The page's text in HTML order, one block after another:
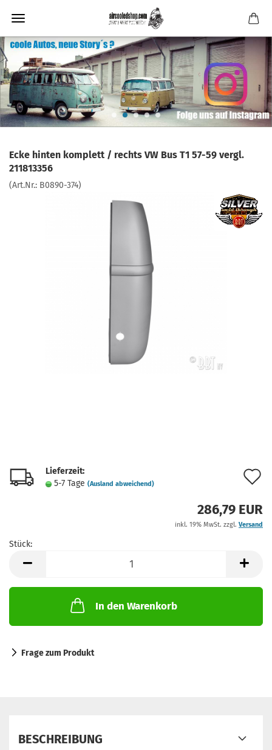
Ecke hinten komplett / rechts VW Bus T1 57-59 vergl.
211813356
(Art.Nr.: B0890-374)
Lieferzeit:
5-7 Tage (Ausland abweichend)
286,79 EUR
inkl. 19% MwSt. zzgl. Versand
Stück:
In den Warenkorb
Frage zum Produkt
BESCHREIBUNG